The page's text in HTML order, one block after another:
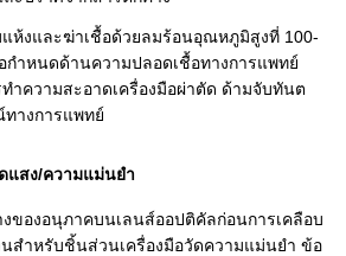
แห้งและฆ่าเชื้อด้วยลมร้อนอุณหภูมิสูงที่ 100-
ำหนดด้านความปลอดเชื้อทางการแพทย์
ำความสะอาดเครื่องมือผ่าตัด ด้ามจับทันต
างการแพทย์
แสง/ความแม่นยำ
ของอนุภาคบนเลนส์ออปติคัลก่อนการเคลือบ
สำหรับชิ้นส่วนเครื่องมือวัดความแม่นยำ ข้อ